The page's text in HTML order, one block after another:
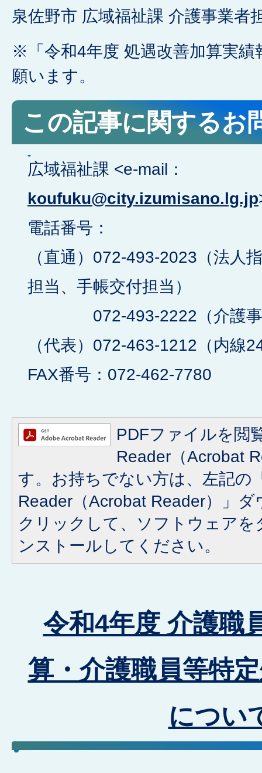
泉佐野市 広域福祉課 介護事業者
※「令和4年度 処遇改善加算実績
願います。
この記事に関するお
広域福祉課 <e-mail：
koufuku@city.izumisano.lg.jp
電話番号：
（直通）072-493-2023（法人
担当、手帳交付担当）
072-493-2222（介護事
（代表）072-463-1212（内線
FAX番号：072-462-7780
PDFファイルを閲
Reader（Acrobat
す。お持ちでない方は、左記の
Reader（Acrobat Reader）」
クリックして、ソフトウェア
ンストールしてください。
令和4年度 介護職
算・介護職員等特
につい